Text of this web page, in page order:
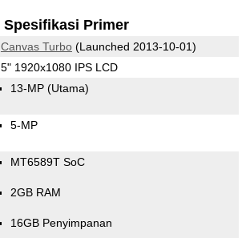
Spesifikasi Primer
Canvas Turbo(Launched 2013-10-01)
5" 1920x1080 IPS LCD
13-MP (Utama)
5-MP
MT6589T SoC
2GB RAM
16GB Penyimpanan